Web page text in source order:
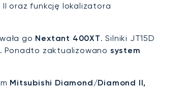
oraz funkcję lokalizatora
go Nextant 400XT. Silniki JT15D
Ponadto zaktualizowano system
Mitsubishi Diamond/Diamond II,